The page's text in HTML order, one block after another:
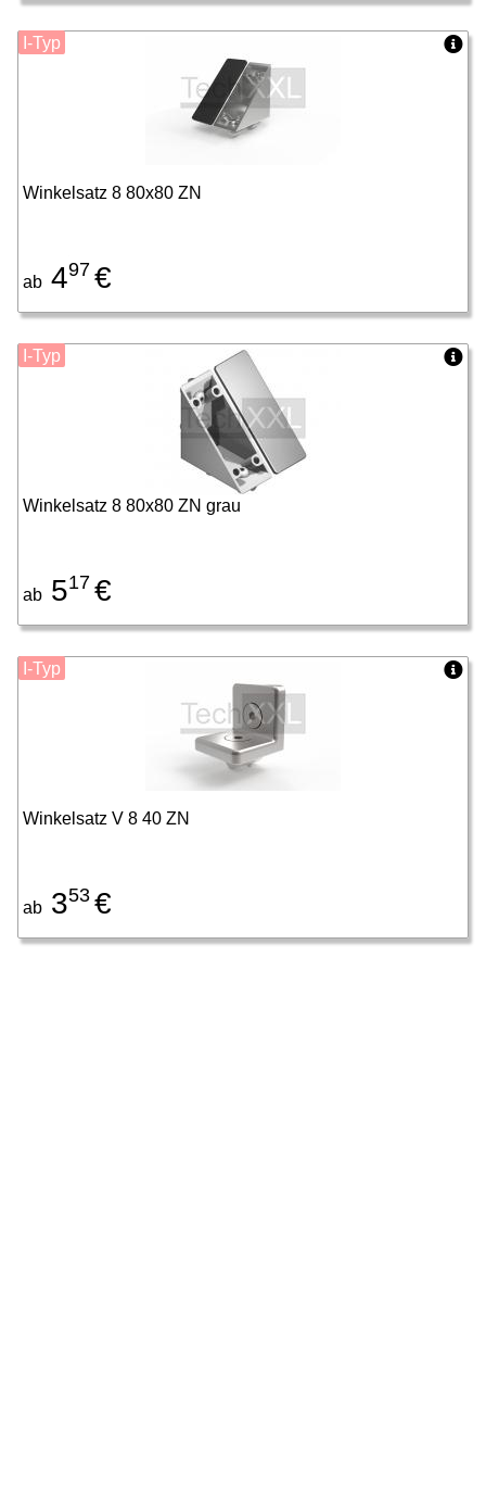
Winkelsatz 8 80x80 ZN
ab 497 €
I-Typ
Winkelsatz 8 80x80 ZN grau
ab 517 €
I-Typ
Winkelsatz V 8 40 ZN
ab 353 €
I-Typ